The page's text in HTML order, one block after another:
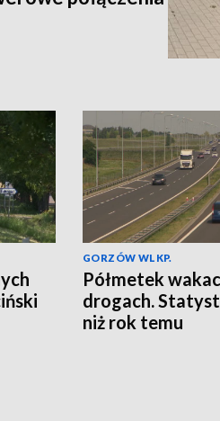
GORZÓW WLKP.
Półmetek
drogach.
niż rok temu